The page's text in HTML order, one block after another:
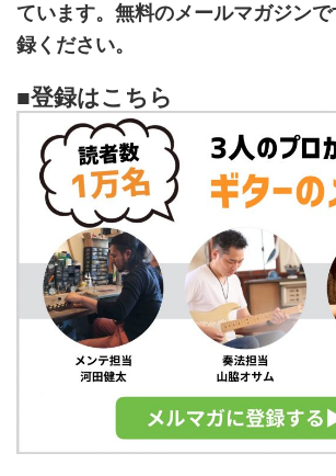
ています。無料のメールマガジン
録ください。
■登録はこちら